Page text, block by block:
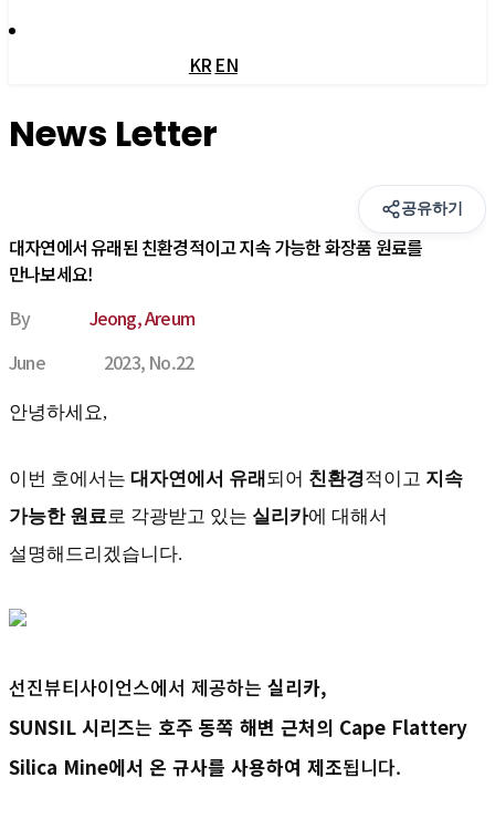
KR EN
News Letter
공유하기
대자연에서 유래된 친환경적이고 지속 가능한 화장품 원료를
만나보세요!
By
Jeong, Areum
June
2023, No.22
안녕하세요,
이번 호에서는 대자연에서 유래 되어 친환경적이고 지속
가능한 원료로 각광받고 있는 실리카에 대해서
설명해드리겠습니다.
선진뷰티사이언스에서 제공하는 실리카,
SUNSIL 시리즈는 호주 동쪽 해변 근처의 Cape Flattery
Silica Mine에서 온 규사를 사용하여 제조됩니다.